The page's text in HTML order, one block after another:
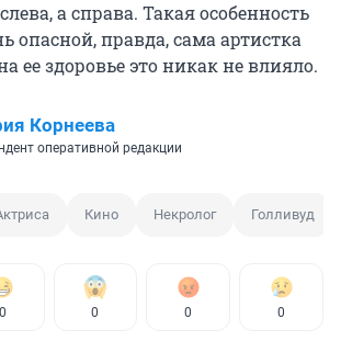
а справа. Такая особенность
опасной, правда, сама артистка
ее здоровье это никак не влияло.
Корнеева
оперативной редакции
Кино Некролог Голливуд
0 0 0 0